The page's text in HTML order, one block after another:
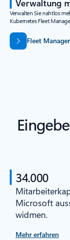
Verwaltung
Verwalten Sie nahtlos
Kubernetes Fleet
Fleet Manager
34.000
Microsoft
widmen.
Mehr erfahren